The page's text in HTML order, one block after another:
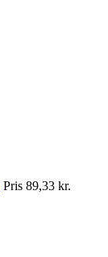
Pris 89,33 kr.